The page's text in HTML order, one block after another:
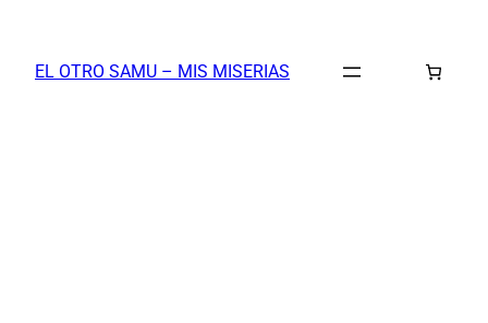
contenido
EL OTRO SAMU – MIS MISERIAS